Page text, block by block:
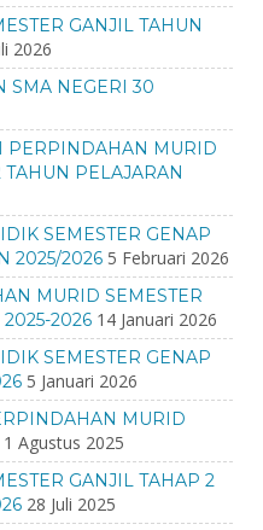
GANJIL TAHUN
2026
SMA NEGERI 30
PERPINDAHAN MURID
PELAJARAN
SEMESTER GENAP
2025/2026 5 Februari 2026
MURID SEMESTER
2026 14 Januari 2026
SEMESTER GENAP
5 Januari 2026
MURID
1 Agustus 2025
GANJIL TAHAP 2
28 Juli 2025